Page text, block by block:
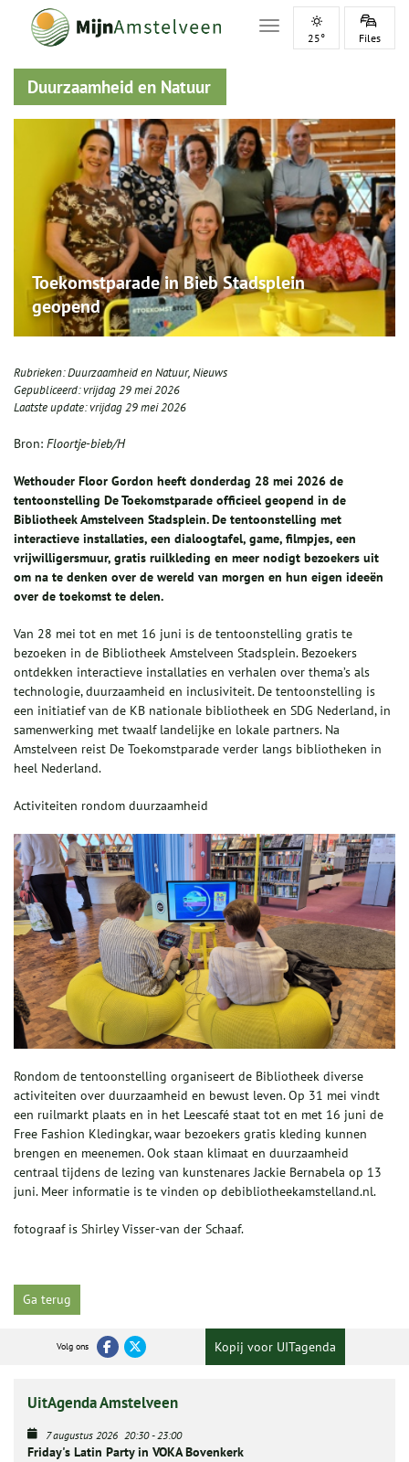
Toggle navigation
25° Files
Duurzaamheid en Natuur
Toekomstparade in Bieb Stadsplein
geopend
Rubrieken:Duurzaamheid en Natuur,Nieuws
Gepubliceerd:vrijdag 29 mei 2026
Laatste update:vrijdag 29 mei 2026
Bron: Floortje-bieb/H
Wethouder Floor Gordon heeft donderdag 28 mei 2026 de
tentoonstelling De Toekomstparade officieel geopend in de
Bibliotheek Amstelveen Stadsplein. De tentoonstelling met
interactieve installaties, een dialoogtafel, game, filmpjes, een
vrijwilligersmuur, gratis ruilkleding en meer nodigt bezoekers uit
om na te denken over de wereld van morgen en hun eigen ideeën
over de toekomst te delen.
Van 28 mei tot en met 16 juni is de tentoonstelling gratis te
bezoeken in de Bibliotheek Amstelveen Stadsplein. Bezoekers
ontdekken interactieve installaties en verhalen over thema’s als
technologie, duurzaamheid en inclusiviteit. De tentoonstelling is
een initiatief van de KB nationale bibliotheek en SDG Nederland, in
samenwerking met twaalf landelijke en lokale partners. Na
Amstelveen reist De Toekomstparade verder langs bibliotheken in
heel Nederland.
Activiteiten rondom duurzaamheid
Rondom de tentoonstelling organiseert de Bibliotheek diverse
activiteiten over duurzaamheid en bewust leven. Op 31 mei vindt
een ruilmarkt plaats en in het Leescafé staat tot en met 16 juni de
Free Fashion Kledingkar, waar bezoekers gratis kleding kunnen
brengen en meenemen. Ook staan klimaat en duurzaamheid
centraal tijdens de lezing van kunstenares Jackie Bernabela op 13
juni. Meer informatie is te vinden op debibliotheekamstelland.nl.
fotograaf is Shirley Visser-van der Schaaf.
Ga terug
Volg ons Kopij voor UITagenda
UitAgenda Amstelveen
7 augustus 2026 20:30-23:00
Friday's Latin Party in VOKA Bovenkerk